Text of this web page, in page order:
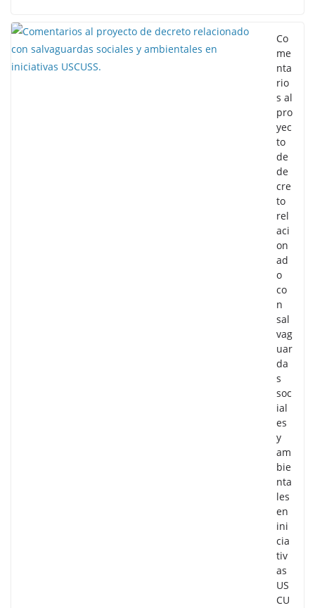
Co
me
nta
rio
s al
pro
yec
to
de
de
cre
to
rel
aci
on
ad
o
co
n
sal
vag
uar
da
s
soc
ial
es
y
am
bie
nta
les
en
ini
cia
tiv
as
US
CU